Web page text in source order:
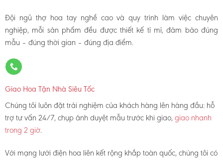
Đội ngũ thợ hoa tay nghề cao và quy trình làm việc chuyên
nghiệp, mỗi sản phẩm đều được thiết kế tỉ mỉ, đảm bảo đúng
mẫu – đúng thời gian – đúng địa điểm.
Giao Hoa Tận Nhà Siêu Tốc
Chúng tôi luôn đặt trải nghiệm của khách hàng lên hàng đầu: hỗ
trợ tư vấn 24/7, chụp ảnh duyệt mẫu trước khi giao,giao nhanh
trong 2 giờ.
Với mạng lưới điện hoa liên kết rộng khắp toàn quốc, chúng tôi có